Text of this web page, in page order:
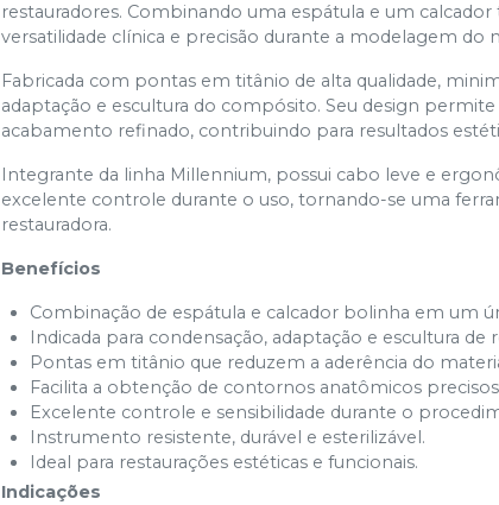
restauradores. Combinando uma espátula e um
versatilidade clínica e precisão durante a modelagem do
Fabricada com pontas em titânio de alta qualidade,
adaptação e escultura do compósito. Seu design
acabamento refinado, contribuindo para resultados
Integrante da linha Millennium, possui cabo leve e
excelente controle durante o uso, tornando-se uma
restauradora.
Benefícios
Combinação de espátula e calcador bolinha em um
Indicada para condensação, adaptação e escultura de
Pontas em titânio que reduzem a aderência do
Facilita a obtenção de contornos anatômicos
Excelente controle e sensibilidade durante o
Instrumento resistente, durável e esterilizável.
Ideal para restaurações estéticas e funcionais.
Indicações